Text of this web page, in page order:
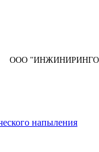
ООО
напыления